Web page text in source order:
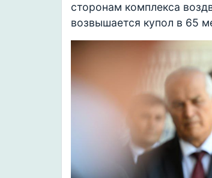
сторонам комплекса
возвышается купол в 65